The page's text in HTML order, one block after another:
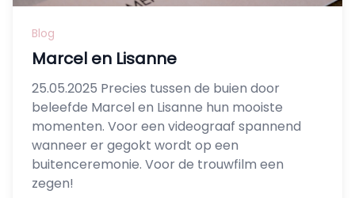
Blog
Marcel en Lisanne
25.05.2025 Precies tussen de buien door
beleefde Marcel en Lisanne hun mooiste
momenten. Voor een videograaf spannend
wanneer er gegokt wordt op een
buitenceremonie. Voor de trouwfilm een
zegen!